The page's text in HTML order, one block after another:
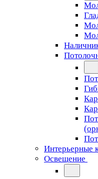
Интерьерные
Освещение